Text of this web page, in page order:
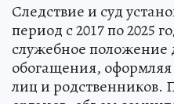
Следствие и суд
период с 2017 по 2025
служебное положение
обогащения,
лиц и